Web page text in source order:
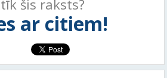
šis raksts?
ar citiem!